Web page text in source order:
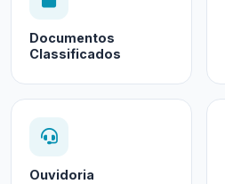
Documentos
Classificados
Ouvidoria